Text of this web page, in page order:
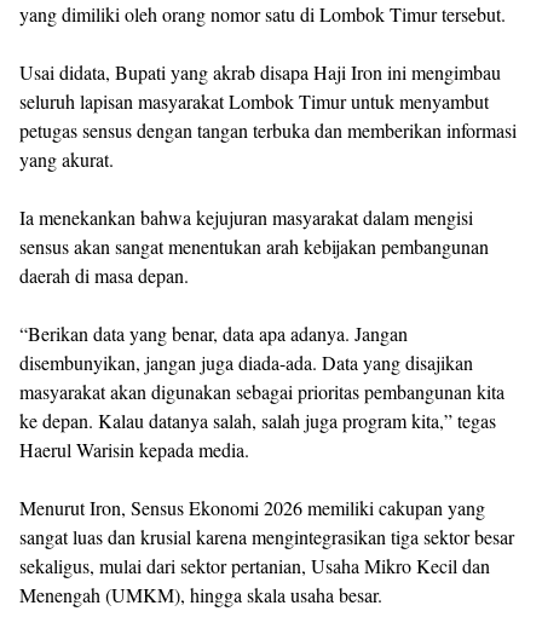
yang dimiliki oleh orang nomor satu di Lombok Timur tersebut.
Usai didata, Bupati yang akrab disapa Haji Iron ini mengimbau
seluruh lapisan masyarakat Lombok Timur untuk menyambut
petugas sensus dengan tangan terbuka dan memberikan informasi
yang akurat.
Ia menekankan bahwa kejujuran masyarakat dalam mengisi
sensus akan sangat menentukan arah kebijakan pembangunan
daerah di masa depan.
“Berikan data yang benar, data apa adanya. Jangan
disembunyikan, jangan juga diada-ada. Data yang disajikan
masyarakat akan digunakan sebagai prioritas pembangunan kita
ke depan. Kalau datanya salah, salah juga program kita,” tegas
Haerul Warisin kepada media.
Menurut Iron, Sensus Ekonomi 2026 memiliki cakupan yang
sangat luas dan krusial karena mengintegrasikan tiga sektor besar
sekaligus, mulai dari sektor pertanian, Usaha Mikro Kecil dan
Menengah (UMKM), hingga skala usaha besar.